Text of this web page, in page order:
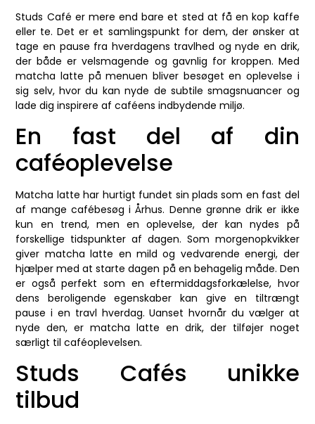
Studs Café er mere end bare et sted at få en kop kaffe
eller te. Det er et samlingspunkt for dem, der ønsker at
tage en pause fra hverdagens travlhed og nyde en drik,
der både er velsmagende og gavnlig for kroppen. Med
matcha latte på menuen bliver besøget en oplevelse i
sig selv, hvor du kan nyde de subtile smagsnuancer og
lade dig inspirere af caféens indbydende miljø.
En fast del af din
caféoplevelse
Matcha latte har hurtigt fundet sin plads som en fast del
af mange cafébesøg i Århus. Denne grønne drik er ikke
kun en trend, men en oplevelse, der kan nydes på
forskellige tidspunkter af dagen. Som morgenopkvikker
giver matcha latte en mild og vedvarende energi, der
hjælper med at starte dagen på en behagelig måde. Den
er også perfekt som en eftermiddagsforkælelse, hvor
dens beroligende egenskaber kan give en tiltrængt
pause i en travl hverdag. Uanset hvornår du vælger at
nyde den, er matcha latte en drik, der tilføjer noget
særligt til caféoplevelsen.
Studs Cafés unikke
tilbud